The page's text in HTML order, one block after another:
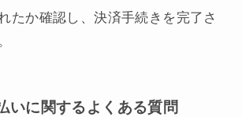
たか確認し、決済手続きを完了さ
いに関するよくある質問